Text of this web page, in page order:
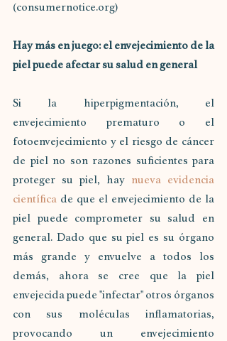
(consumernotice.org)
Hay más en juego: el envejecimiento de la
piel puede afectar su salud en general
Si la hiperpigmentación, el
envejecimiento prematuro o el
fotoenvejecimiento y el riesgo de cáncer
de piel no son razones suficientes para
proteger su piel, hay nueva evidencia
científica de que el envejecimiento de la
piel puede comprometer su salud en
general. Dado que su piel es su órgano
más grande y envuelve a todos los
demás, ahora se cree que la piel
envejecida puede "infectar" otros órganos
con sus moléculas inflamatorias,
provocando un envejecimiento